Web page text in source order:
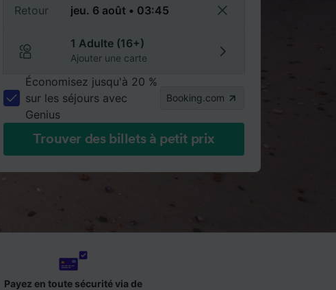
Retour
1 Adulte (16+)
Ajouter une carte
Économisez jusqu'à 20 %
sur les séjours avec
Genius
Booking.com
Trouver des billets à petit prix
Payez en toute sécurité via de